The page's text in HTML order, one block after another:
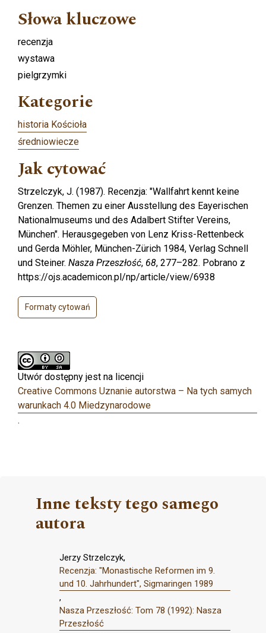
Słowa kluczowe
recenzja
wystawa
pielgrzymki
Kategorie
historia Kościoła
średniowiecze
Jak cytować
Strzelczyk, J. (1987). Recenzja: "Wallfahrt kennt keine
Grenzen. Themen zu einer Ausstellung des Eayerischen
Nationalmuseums und des Adalbert Stifter Vereins,
München". Herausgegeben von Lenz Kriss-Rettenbeck
und Gerda Möhler, München-Zürich 1984, Verlag Schnell
und Steiner. Nasza Przeszłość, 68, 277–282. Pobrano z
https://ojs.academicon.pl/np/article/view/6938
Formaty cytowań
Utwór dostępny jest na licencji
Creative Commons Uznanie autorstwa – Na tych samych
warunkach 4.0 Miedzynarodowe
.
Inne teksty tego samego
autora
Jerzy Strzelczyk,
Recenzja: "Monastische Reformen im 9.
und 10. Jahrhundert", Sigmaringen 1989
,
Nasza Przeszłość: Tom 78 (1992): Nasza
Przeszłość